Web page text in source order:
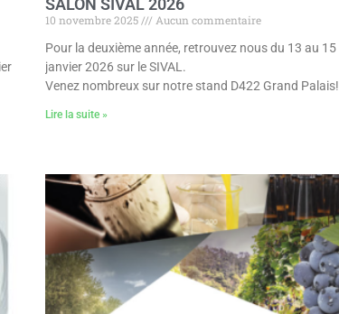
SALON SIVAL 2026
10 novembre 2025
Aucun commentaire
Pour la deuxième année, retrouvez nous du 13 au 15
janvier 2026 sur le SIVAL.
Venez nombreux sur notre stand D422 Grand Palais!
Lire la suite »